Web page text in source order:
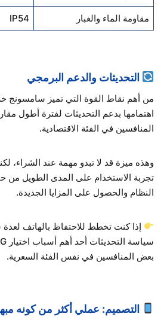
مقاومة الماء والغبار IP54
التحديثات والدعم البرمجي
من أهم نقاط القوة التي تميز سامسونج
اهتمامها بدعم التحديثات لفترة أطول
المنافسين في الفئة الاقتصادية.
وهذه ميزة قد لا تبدو مهمة عند الشراء،
تجربة الاستخدام على المدى الطويل من
النظام والحصول على المزايا الجديدة.
إذا كنت تخطط للاحتفاظ بالهاتف
بعض المنافسين في نفس الفئة السعرية.
التصميم: عملي أكثر من كونه